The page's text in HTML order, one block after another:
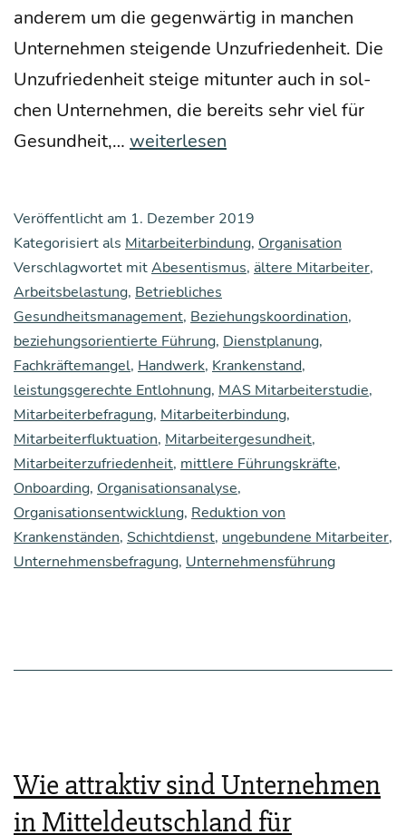
ande­rem um die gegen­wär­tig in man­chen
Unter­neh­men stei­gen­de Unzu­frie­den­heit. Die
Unzu­frie­den­heit stei­ge mit­un­ter auch in sol­
chen Unter­neh­men, die bereits sehr viel für
Gesund­heit,… Die
li­
chen
Grün­
de
für
hohe
Unzu­
frie­
den­
heit
unter
Mit­
tern,
de­
re
weiterlesen
Veröffentlicht am 1. Dezember 2019
Kategorisiert als Mitarbeiterbindung, Organisation
Verschlagwortet mitAbesentismus, ältere Mitarbeiter,
Arbeitsbelastung, Betriebliches
Gesundheitsmanagement, Beziehungskoordination,
beziehungsorientierte Führung, Dienstplanung,
Fachkräftemangel, Handwerk, Krankenstand,
leistungsgerechte Entlohnung, MAS Mitarbeiterstudie,
Mitarbeiterbefragung, Mitarbeiterbindung,
Mitarbeiterfluktuation, Mitarbeitergesundheit,
Mitarbeiterzufriedenheit, mittlere Führungskräfte,
Onboarding, Organisationsanalyse,
Organisationsentwicklung, Reduktion von
Krankenständen, Schichtdienst, ungebundene Mitarbeiter,
Unternehmensbefragung, Unternehmensführung
Wie attraktiv sind Unternehmen
in Mitteldeutschland für